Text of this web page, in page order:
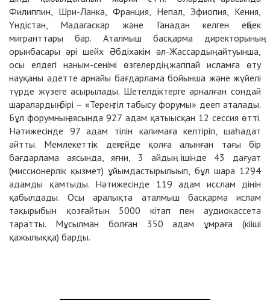
Филиппин, Шри-Ланка, Франция, Непал, Эфиопия, Кения,
Үндістан, Мадагаскар және Ганадан келген еңбек
мигранттары бар. Аталмыш басқарма директорының
орынбасары әрі шейх Әбдіхакім әл-Жассардың айтуынша,
осы елдегі наным-сенімі өзгелердің жаппай исламға өту
науқаны әдетте арнайы бағдарлама бойынша және жүйелі
түрде жүзеге асырылады. Шетелдіктерге арналған сондай
шаралардың бірі – «Терең тіл табысу форумы» дееп аталады.
Бұл форумның аясында 927 адам қатыысқан 12 сессия өтті.
Нәтижесінде 97 адам тілін кәлимаға келтіріп, шаһадат
айтты. Мемлекеттік деңгейде қолға алынған тағы бір
бағдарлама аясында, яғни, 3 айдың ішінде 43 дағуат
(миссионерлік қызмет) ұйымдастырылыып, бұл шара 1294
адамды қамтыды. Нәтижесінде 119 адам исслам дінін
қабылдады. Осы аралықта аталмыш басқарма ислам
тақырыбын қозғайтын 5000 кітап пен аудиокассета
таратты. Мұсылман болған 350 адам ұмраға (кііші
қажылыққа) барды.